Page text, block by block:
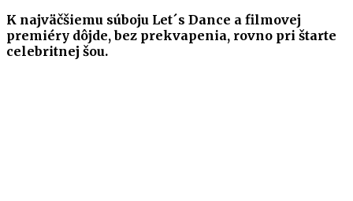
K najväčšiemu súboju Let´s Dance a filmovej
premiéry dôjde, bez prekvapenia, rovno pri štarte
celebritnej šou.